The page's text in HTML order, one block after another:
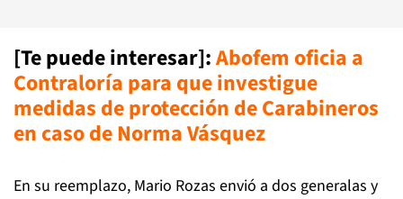
[Te puede interesar]:Abofem oficia a
Contraloría para que investigue
medidas de protección de Carabineros
en caso de Norma Vásquez
En su reemplazo, Mario Rozas envió a dos generalas y